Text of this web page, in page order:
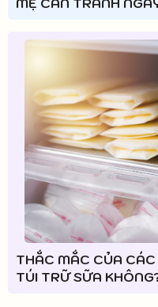
MẸ CẦN TRÁNH
THẮC MẮC CỦA CÁC
TÚI TRỮ SỮA